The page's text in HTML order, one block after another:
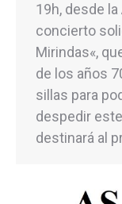
19h, desde
concierto
Mirindas«,
de los años
sillas para
despedir
destinará al